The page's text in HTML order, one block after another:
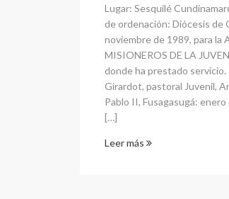
Lugar: Sesquilé
de ordenación: Diócesis de
noviembre de 1989, para la
MISIONEROS DE LA
donde ha prestado
Girardot, pastoral Juvenil,
Pablo II, Fusagasugá:
[…]
Leer más